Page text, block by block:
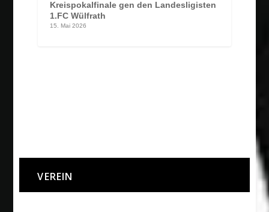
Kreispokalfinale gen den Landesligisten
1.FC Wülfrath
15. Mai 2026
VEREIN